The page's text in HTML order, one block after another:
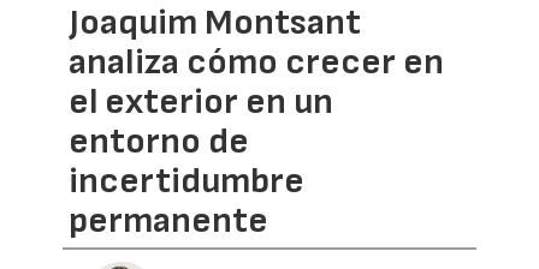
Joaquim Montsant
analiza cómo crecer en
el exterior en un
entorno de
incertidumbre
permanente